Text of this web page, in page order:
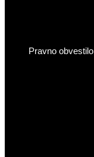
Pravno obvestilo